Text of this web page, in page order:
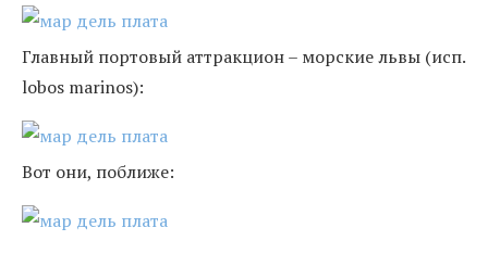
Главный портовый аттракцион – морские львы (исп.
lobos marinos):
Вот они, поближе: